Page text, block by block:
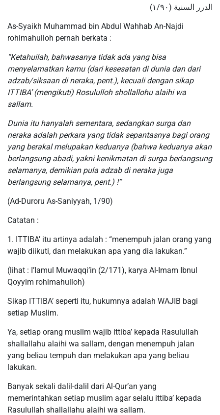
الدرر السنية (١/٩٠)
As-Syaikh Muhammad bin Abdul Wahhab An-Najdi
rohimahulloh pernah berkata :
“Ketahuilah, bahwasanya tidak ada yang bisa
menyelamatkan kamu (dari kesesatan di dunia dan dari
adzab/siksaan di neraka, pent.), kecuali dengan sikap
ITTIBA’ (mengikuti) Rosululloh shollallohu alaihi wa
sallam.
Dunia itu hanyalah sementara, sedangkan surga dan
neraka adalah perkara yang tidak sepantasnya bagi orang
yang berakal melupakan keduanya (bahwa keduanya akan
berlangsung abadi, yakni kenikmatan di surga berlangsung
selamanya, demikian pula adzab di neraka juga
berlangsung selamanya, pent.) !”
(Ad-Duroru As-Saniyyah, 1/90)
Catatan :
1. ITTIBA’ itu artinya adalah : “menempuh jalan orang yang
wajib diikuti, dan melakukan apa yang dia lakukan.”
(lihat : I’Iamul Muwaqqi’in (2/171), karya Al-Imam Ibnul
Qoyyim rohimahulloh)
Sikap ITTIBA’ seperti itu, hukumnya adalah WAJIB bagi
setiap Muslim.
Ya, setiap orang muslim wajib ittiba’ kepada Rasulullah
shallallahu alaihi wa sallam, dengan menempuh jalan
yang beliau tempuh dan melakukan apa yang beliau
lakukan.
Banyak sekali dalil-dalil dari Al-Qur’an yang
memerintahkan setiap muslim agar selalu ittiba’ kepada
Rasulullah shallallahu alaihi wa sallam.